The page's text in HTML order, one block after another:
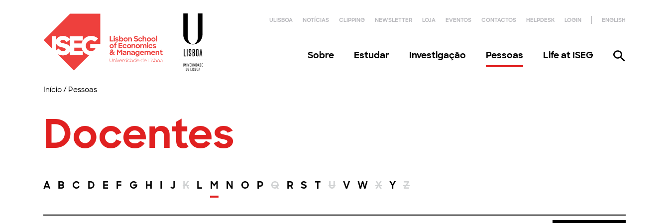
ULISBOA NOTÍCIAS CLIPPING NEWSLETTER LOJA EVENTOS CONTACTOS HELPDESK LOGIN ENGLISH
Sobre Estudar Investigação Pessoas Life at ISEG
Início/ Pessoas
Docentes
A B C D E F G H I J K L M N O P Q R S T U V W X Y Z